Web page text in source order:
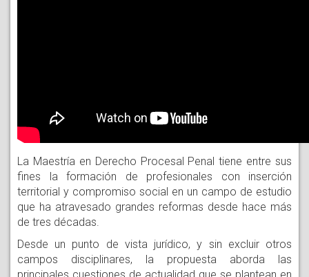
La Maestría en Derecho Procesal Penal tiene entre sus
fines la formación de profesionales con inserción
territorial y compromiso social en un campo de estudio
que ha atravesado grandes reformas desde hace más
de tres décadas.
Desde un punto de vista jurídico, y sin excluir otros
campos disciplinares, la propuesta aborda las